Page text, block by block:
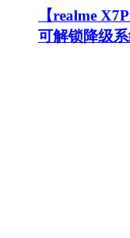
【realme
可解锁降级